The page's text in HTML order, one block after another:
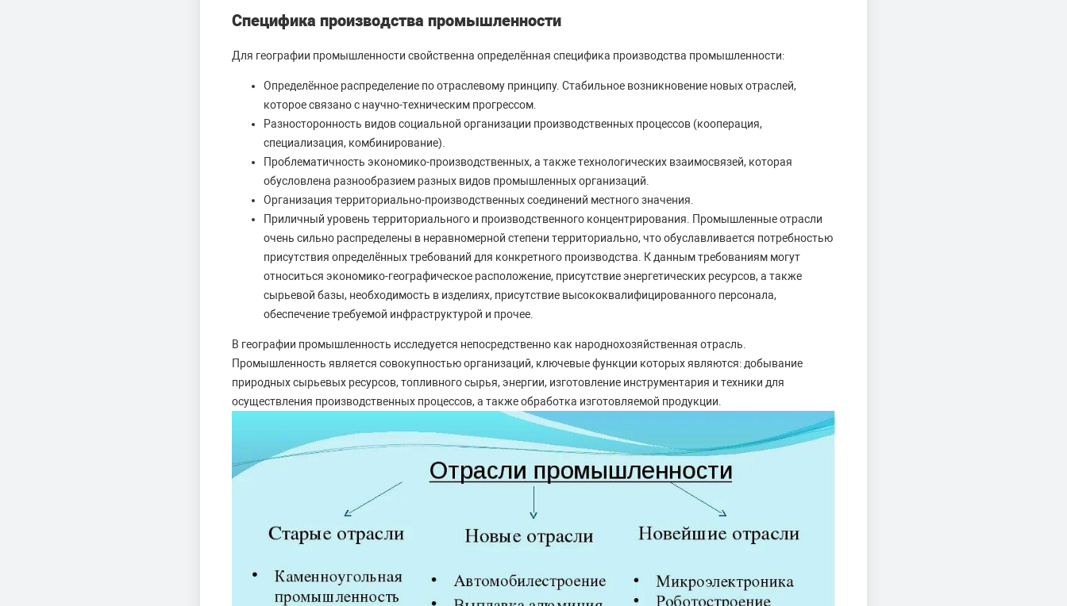
Специфика производства промышленности
Для географии промышленности свойственна определённая специфика производства промышленности:
Определённое распределение по отраслевому принципу. Стабильное возникновение новых отраслей,
которое связано с научно-техническим прогрессом.
Разносторонность видов социальной организации производственных процессов (кооперация,
специализация, комбинирование).
Проблематичность экономико-производственных, а также технологических взаимосвязей, которая
обусловлена разнообразием разных видов промышленных организаций.
Организация территориально-производственных соединений местного значения.
Приличный уровень территориального и производственного концентрирования. Промышленные отрасли
очень сильно распределены в неравномерной степени территориально, что обуславливается потребностью
присутствия определённых требований для конкретного производства. К данным требованиям могут
относиться экономико-географическое расположение, присутствие энергетических ресурсов, а также
сырьевой базы, необходимость в изделиях, присутствие высококвалифицированного персонала,
обеспечение требуемой инфраструктурой и прочее.
В географии промышленность исследуется непосредственно как народнохозяйственная отрасль.
Промышленность является совокупностью организаций, ключевые функции которых являются: добывание
природных сырьевых ресурсов, топливного сырья, энергии, изготовление инструментария и техники для
осуществления производственных процессов, а также обработка изготовляемой продукции.